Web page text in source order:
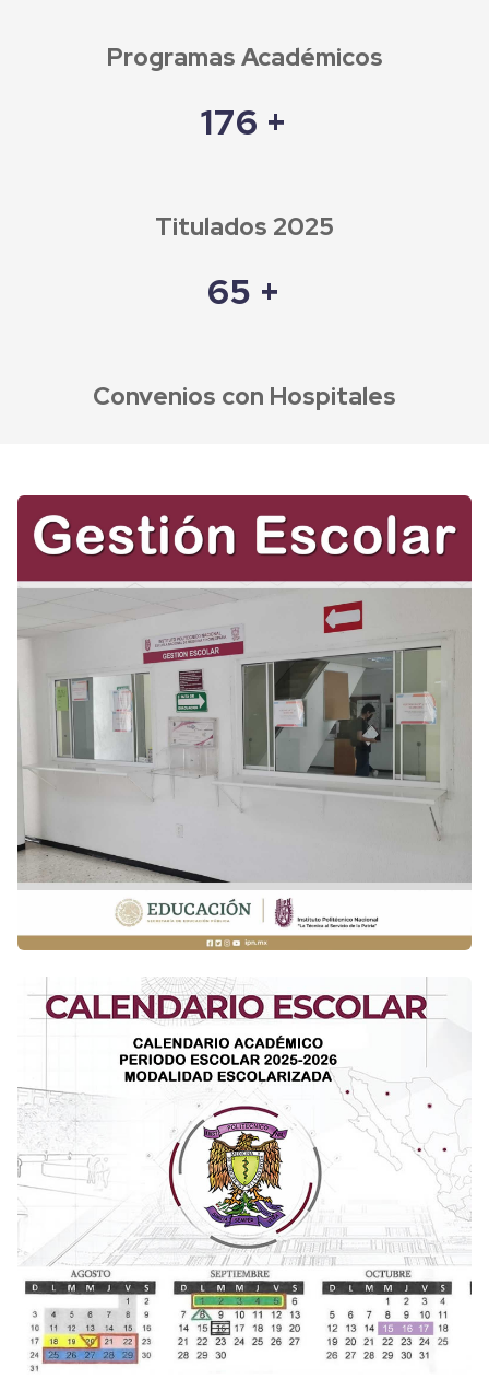
Programas Académicos
197 +
Titulados 2025
65 +
Convenios con Hospitales